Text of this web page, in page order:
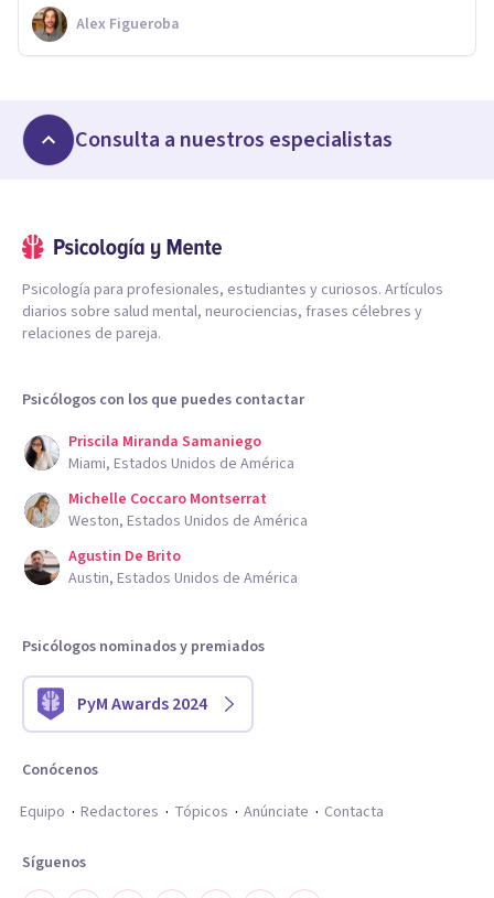
Alex Figueroba
Consulta a nuestros especialistas
Psicología para profesionales, estudiantes y curiosos. Artículos
diarios sobre salud mental, neurociencias, frases célebres y
relaciones de pareja.
Psicólogos con los que puedes contactar
Priscila Miranda Samaniego
Miami, Estados Unidos de América
Michelle Coccaro Montserrat
Weston, Estados Unidos de América
Agustin De Brito
Austin, Estados Unidos de América
Psicólogos nominados y premiados
PyM Awards 2024
Conócenos
Equipo
Redactores Tópicos Anúnciate Contacta
Síguenos